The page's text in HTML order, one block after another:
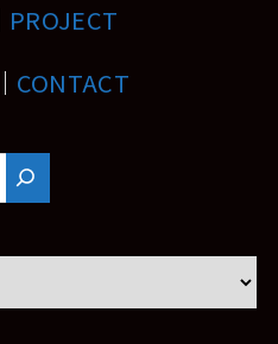
PROJECT
｜ CONTACT